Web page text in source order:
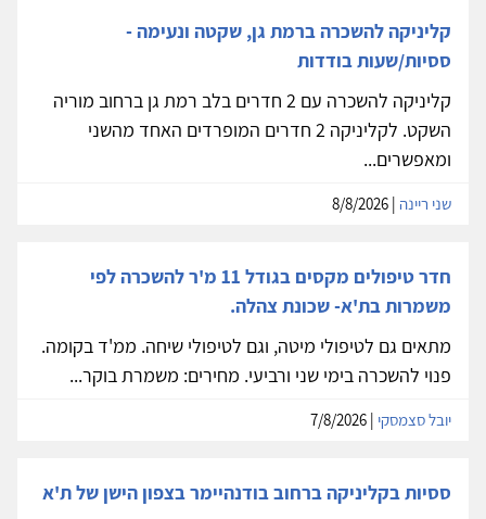
קליניקה להשכרה ברמת גן, שקטה ונעימה -
ססיות/שעות בודדות
קליניקה להשכרה עם 2 חדרים בלב רמת גן ברחוב מוריה
השקט. לקליניקה 2 חדרים המופרדים האחד מהשני
ומאפשרים...
שני ריינה
חדר טיפולים מקסים בגודל 11 מ'ר להשכרה לפי
משמרות בת'א- שכונת צהלה.
מתאים גם לטיפולי מיטה, וגם לטיפולי שיחה. ממ'ד בקומה.
פנוי להשכרה בימי שני ורביעי. מחירים: משמרת בוקר...
יובל סצמסקי
ססיות בקליניקה ברחוב בודנהיימר בצפון הישן של ת'א